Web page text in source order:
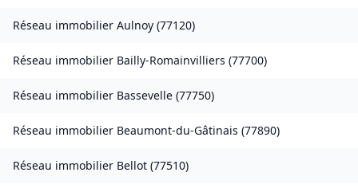
Réseau immobilier Aulnoy (77120)
Réseau immobilier Bailly-Romainvilliers (77700)
Réseau immobilier Bassevelle (77750)
Réseau immobilier Beaumont-du-Gâtinais (77890)
Réseau immobilier Bellot (77510)